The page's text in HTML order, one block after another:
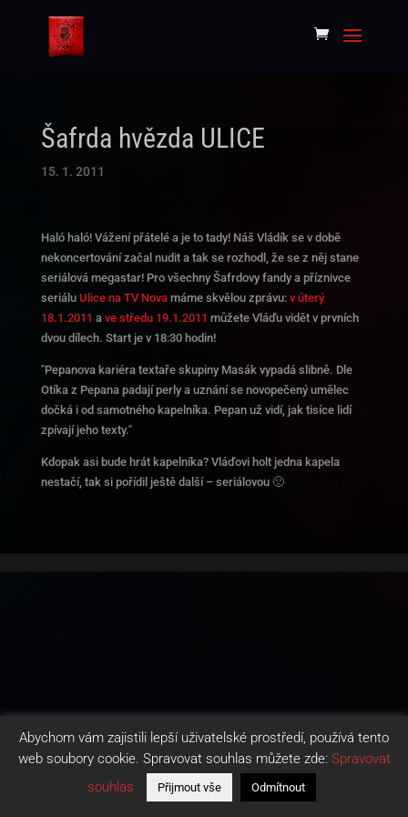
Šafrda hvězda ULICE
15. 1. 2011
Haló haló! Vážení přátelé a je to tady! Náš Vládík se v době
nekoncertování začal nudit a tak se rozhodl, že se z něj stane
seriálová megastar! Pro všechny Šafrdovy fandy a příznivce
seriálu Ulice na TV Novamáme skvělou zprávu: v úterý
18.1.2011 a ve středu 19.1.2011 můžete Vláďu vidět v prvních
dvou dílech. Start je v 18:30 hodin!
"Pepanova kariéra textaře skupiny Masák vypadá slibně. Dle
Otíka z Pepana padají perly a uznání se novopečený umělec
dočká i od samotného kapelníka. Pepan už vidí, jak tisíce lidí
zpívají jeho texty."
Kdopak asi bude hrát kapelníka? Vláďovi holt jedna kapela
nestačí, tak si pořídil ještě další – seriálovou 🙂
Abychom vám zajistili lepší uživatelské prostředí, používá tento
web soubory cookie. Spravovat souhlas můžete zde: Spravovat
souhlas
Přijmout vše Odmítnout